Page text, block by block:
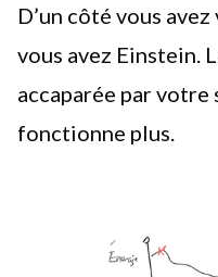
D’un côté vous
vous avez Einstein.
accaparée par votre
fonctionne plus.